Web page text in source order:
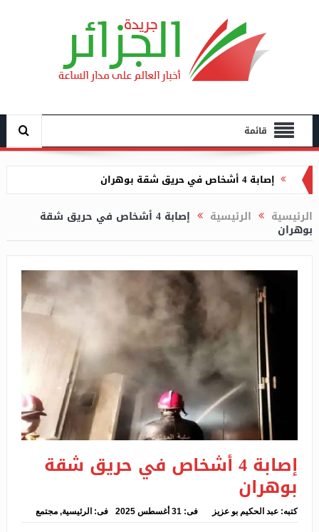
قائمة
روكيد…نظارة ذكية جديدة تنافس “راي بان ميتا”
عصابة الجنرالات تستحوذ على سوق الخرذة بالجزائر
رئاسة الجزائر اجتماعا للاتحاد الإفريقي
زيارة وفد عن المجلس الشعبي الوطني كونغرس
غواتيمالا
نشوب حريق بورشة لتخزين مواد البناء بسيدي بلعباس
الإطاحة بعشريني يحترف السرقة من داخل المركبات
ببجاية
نقل طفلين بمروحية إثر إصابتهما بحروق في انفجار للغاز
بورقلة
تبون يعزي عائلة البروفيسور رشيد بوغربال
الجيش الجزائري يقتل بوحشية ثلاث أسر من دولة مالي
أرادت الفرار من جحيم المخيمات
الرئيسية الرئيسية إصابة 4 أشخاص في حريق شقة
بوهران
إصابة 4 أشخاص في حريق شقة
بوهران
كتبه: عبد الحكيم بو عزيز فى: 31 أغسطس 2025 فى: الرئيسية, مجتمع